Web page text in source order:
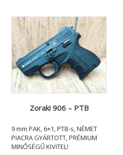
Zoraki 906 – PTB
9 mm PAK, 6+1, PTB-s, NÉMET
PIACRA GYÁRTOTT, PRÉMIUM
MINŐSÉGŰ KIVITEL!